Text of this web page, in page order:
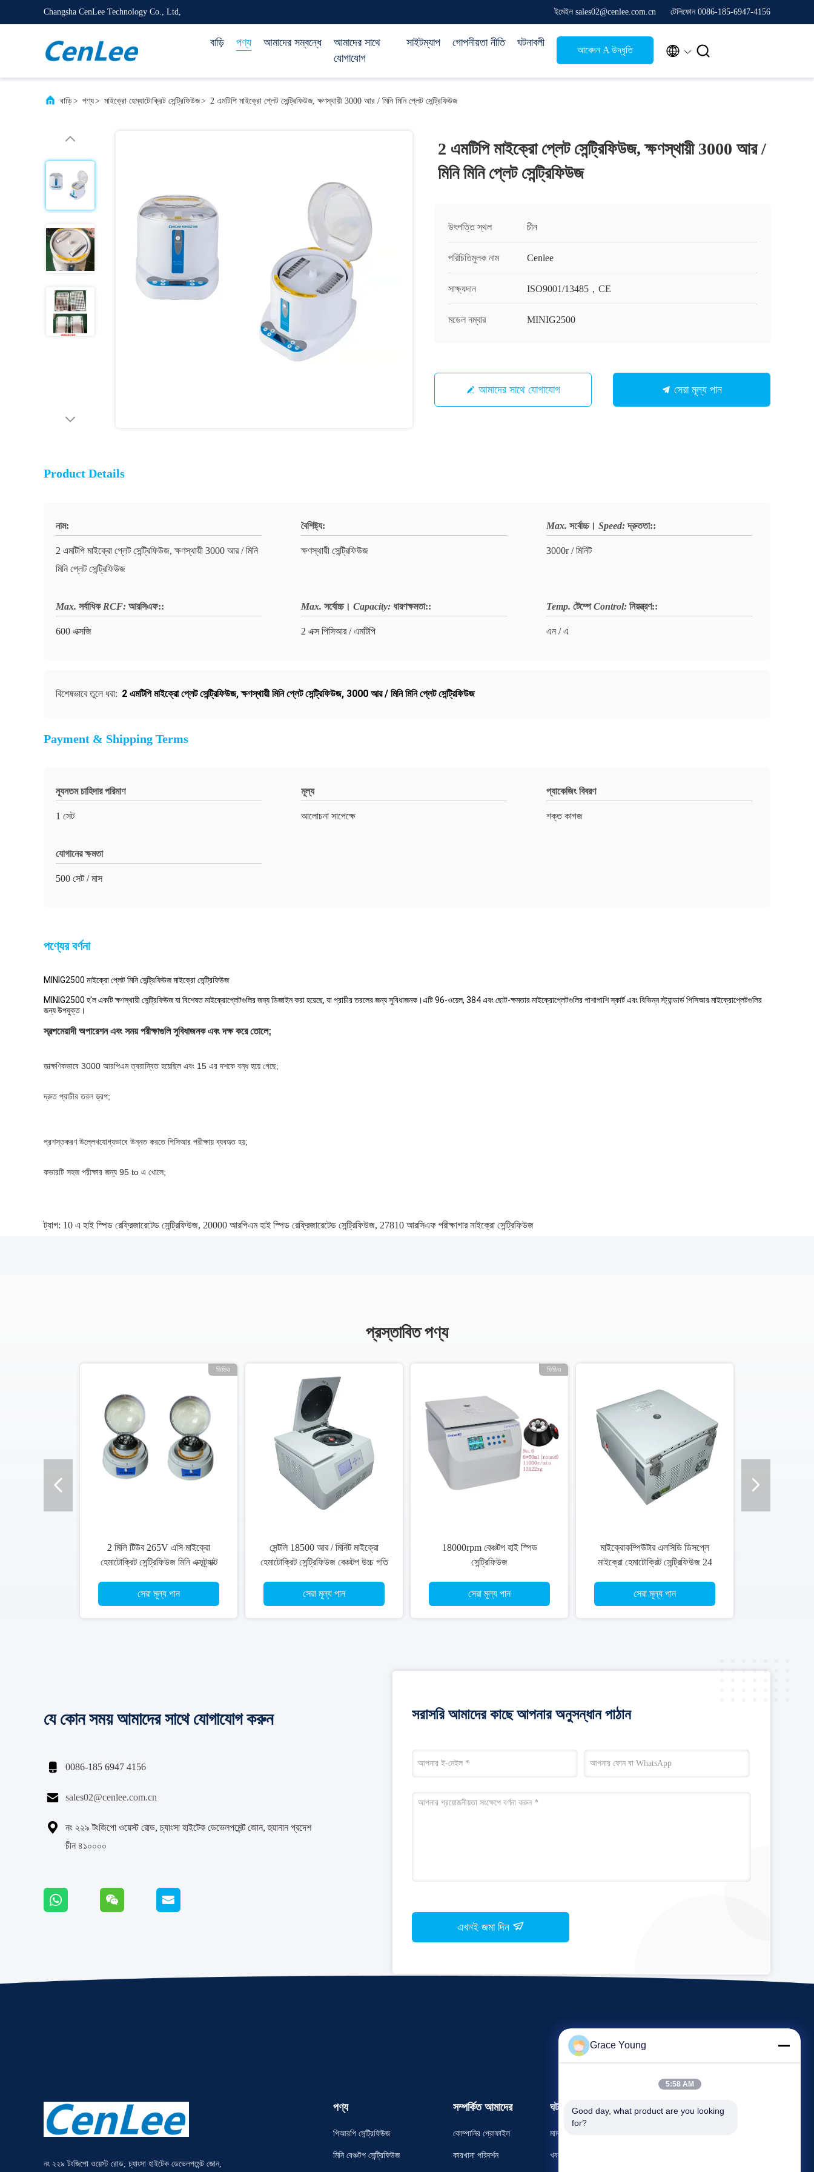
Changsha CenLee Technology Co., Ltd, ইমেইল sales02@cenlee.com.cn টেলিফোন 0086-185-6947-4156
বাড়ি পণ্য আমাদের সম্বন্ধে
আমাদের সাথে
যোগাযোগ
সাইটম্যাপ গোপনীয়তা নীতি ঘটনাবলী
আবেদন A উদ্ধৃতি  
বাড়ি> পণ্য> মাইক্রো হেম্যাটোক্রিট সেন্ট্রিফিউজ> 2 এমটিপি মাইক্রো প্লেট সেন্ট্রিফিউজ, ক্ষণস্থায়ী 3000 আর / মিনি মিনি প্লেট সেন্ট্রিফিউজ
2 এমটিপি মাইক্রো প্লেট সেন্ট্রিফিউজ, ক্ষণস্থায়ী 3000 আর /
মিনি মিনি প্লেট সেন্ট্রিফিউজ
উৎপত্তি স্থল চীন
পরিচিতিমুলক নাম Cenlee
সাক্ষ্যদান ISO9001/13485，CE
মডেল নম্বার MINIG2500
আমাদের সাথে যোগাযোগ সেরা মূল্য পান
Product Details
নাম:
2 এমটিপি মাইক্রো প্লেট সেন্ট্রিফিউজ, ক্ষণস্থায়ী 3000 আর / মিনি
মিনি প্লেট সেন্ট্রিফিউজ
বৈশিষ্ট্য:
ক্ষণস্থায়ী সেন্ট্রিফিউজ
Max. সর্বোচ্চ। Speed: দ্রুততা::
3000r / মিনিট
Max. সর্বাধিক RCF: আরসিএফ::
600 এক্সজি
Max. সর্বোচ্চ। Capacity: ধারণক্ষমতা::
2 এক্স পিসিআর / এমটিপি
Temp. টেম্পে Control: নিয়ন্ত্রণ::
এন / এ
বিশেষভাবে তুলে ধরা: 2 এমটিপি মাইক্রো প্লেট সেন্ট্রিফিউজ,ক্ষণস্থায়ী মিনি প্লেট সেন্ট্রিফিউজ, 3000 আর / মিনি মিনি প্লেট সেন্ট্রিফিউজ
Payment & Shipping Terms
ন্যূনতম চাহিদার পরিমাণ
1 সেট
মূল্য
আলোচনা সাপেক্ষে
প্যাকেজিং বিবরণ
শক্ত কাগজ
যোগানের ক্ষমতা
500 সেট / মাস
পণ্যের বর্ণনা
MINIG2500 মাইক্রো প্লেট মিনি সেন্ট্রিফিউজ মাইক্রো সেন্ট্রিফিউজ
MINIG2500 হ'ল একটি ক্ষণস্থায়ী সেন্ট্রিফিউজ যা বিশেষত মাইক্রোপ্লেটগুলির জন্য ডিজাইন করা হয়েছে, যা প্রাচীর তরলের জন্য সুবিধাজনক।এটি 96-ওয়েল, 384 এবং ছোট-ক্ষমতার মাইক্রোপ্লেটগুলির পাশাপাশি স্কার্ট এবং বিভিন্ন স্ট্যান্ডার্ড পিসিআর মাইক্রোপ্লেটগুলির
জন্য উপযুক্ত।
স্বল্পমেয়াদী অপারেশন এবং সময় পরীক্ষাগুলি সুবিধাজনক এবং দক্ষ করে তোলে;
তাত্ক্ষণিকভাবে 3000 আরপিএম ত্বরান্বিত হয়েছিল এবং 15 এর দশকে বন্ধ হয়ে গেছে;
দ্রুত প্রাচীর তরল ড্রপ;
প্রশস্তকরণ উল্লেখযোগ্যভাবে উন্নত করতে পিসিআর পরীক্ষায় ব্যবহৃত হয়;
কভারটি সহজ পরীক্ষার জন্য 95 to এ খোলে;
ট্যাগ: 10 এ হাই স্পিড রেফ্রিজারেটেড সেন্ট্রিফিউজ, 20000 আরপিএম হাই স্পিড রেফ্রিজারেটেড সেন্ট্রিফিউজ, 27810 আরসিএফ পরীক্ষাগার মাইক্রো সেন্ট্রিফিউজ
প্রস্তাবিত পণ্য
ভিডিও
2 মিলি টিউব 265V এসি মাইক্রো
হেমাটোক্রিট সেন্ট্রিফিউজ মিনি এক্সট্র্যাক্ট
সেরা মূল্য পান
সেন্টলি 18500 আর / মিনিট মাইক্রো
হেমাটোক্রিট সেন্ট্রিফিউজ বেঞ্চটপ উচ্চ গতি
সেরা মূল্য পান
ভিডিও
18000rpm বেঞ্চটপ হাই স্পিড
সেন্ট্রিফিউজ
সেরা মূল্য পান
মাইক্রোকম্পিউটার এলসিডি ডিসপ্লে
মাইক্রো হেমাটোক্রিট সেন্ট্রিফিউজ 24
সেরা মূল্য পান
যে কোন সময় আমাদের সাথে যোগাযোগ করুন
 0086-185 6947 4156
 sales02@cenlee.com.cn

নং ২২৯ টংজিপো ওয়েস্ট রোড, চ্যাংসা হাইটেক ডেভেলপমেন্ট জোন, হুয়ানান প্রদেশ
চীন ৪১০০০০
সরাসরি আমাদের কাছে আপনার অনুসন্ধান পাঠান
এখনই জমা দিন
নং ২২৯ টংজিপো ওয়েস্ট রোড, চ্যাংসা হাইটেক ডেভেলপমেন্ট জোন,
পণ্য
পিআরপি সেন্ট্রিফিউজ
মিনি বেঞ্চটপ সেন্ট্রিফিউজ
সম্পর্কিত আমাদের
কোম্পানির প্রোফাইল
কারখানা পরিদর্শন
ঘটনাবলী
মামলা
খবর
আবেদন A উদ্ধৃতি
Grace Young
5:58 AM
Good day, what product are you looking
for?